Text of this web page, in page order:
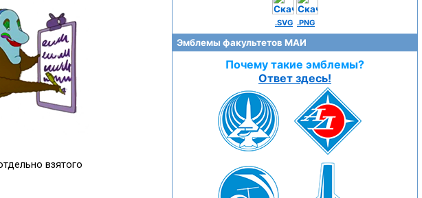
.SVG .PNG
Эмблемы факультетов МАИ
Почему такие эмблемы?
Ответ здесь!